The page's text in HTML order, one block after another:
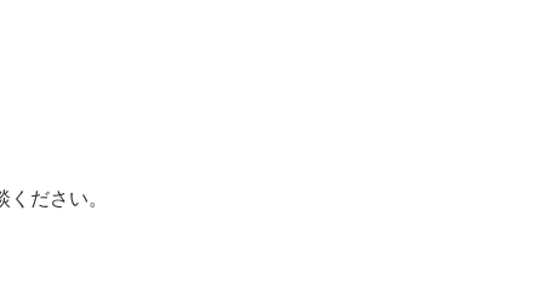
ださい。